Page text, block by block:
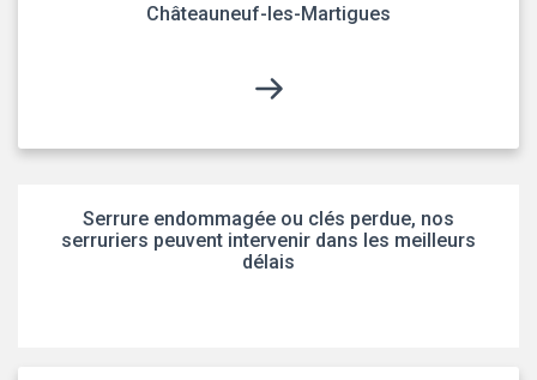
Châteauneuf-les-Martigues
Serrure endommagée ou clés perdue, nos
serruriers peuvent intervenir dans les meilleurs
délais